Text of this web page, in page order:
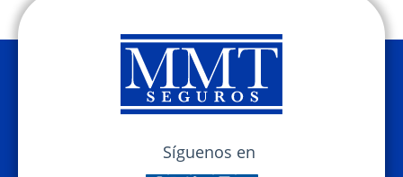
Síguenos en